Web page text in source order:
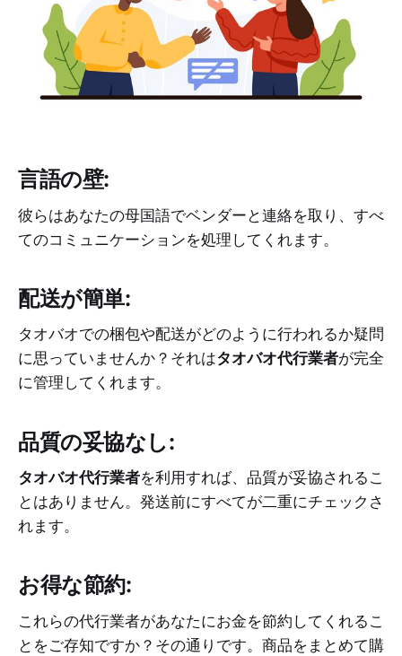
言語の壁:
彼らはあなたの母国語でベンダーと連絡を取り、すべ
てのコミュニケーションを処理してくれます。
配送が簡単:
タオバオでの梱包や配送がどのように行われるか疑問
に思っていませんか？それはタオバオ代行業者が完全
に管理してくれます。
品質の妥協なし:
タオバオ代行業者を利用すれば、品質が妥協されるこ
とはありません。発送前にすべてが二重にチェックさ
れます。
お得な節約:
これらの代行業者があなたにお金を節約してくれるこ
とをご存知ですか？その通りです。商品をまとめて購